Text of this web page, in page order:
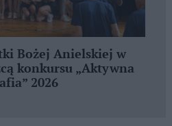
Bożej Anielskiej w
konkursu „Aktywna
2026